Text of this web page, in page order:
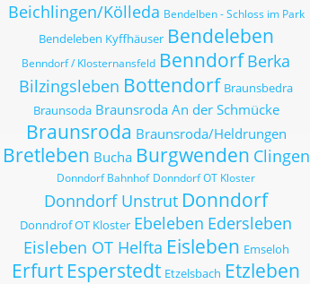
Beichlingen/Kölleda Bendelben - Schloss im Park
Bendeleben Kyffhäuser Bendeleben
Benndorf / Klosternansfeld Benndorf Berka
Bilzingsleben Bottendorf Braunsbedra
Braunsoda Braunsroda An der Schmücke
Braunsroda Braunsroda/Heldrungen
Bretleben Bucha Burgwenden Clingen
Donndorf Bahnhof Donndorf OT Kloster
Donndorf Unstrut Donndorf
Donndrof OT Kloster Ebeleben Edersleben
Eisleben OT Helfta Eisleben Emseloh
Erfurt Esperstedt Etzelsbach Etzleben